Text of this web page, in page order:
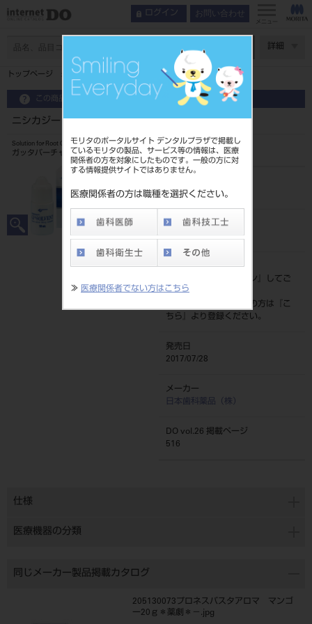
モリタのポータルサイト デンタルプラザで掲載し
ているモリタの製品、サービス等の情報は、医療
関係者の方を対象にしたものです。一般の方に対
する情報提供サイトではありません。
医療関係者の方は職種を選択ください。
≫ 医療関係者でない方はこちら
ログイン お問い合わせ
メニュー
詳細
トップページ ニシカジーピーソルベント
この商品に関するお問い合わせ
ニシカジーピーソルベント
Solution for Root Canal GP
ガッタパーチャ軟化用歯科材料
205130035
JAN/EANコード
標準価格
ログイン
』してご
覧ください。
ネット会員登録がまだの方は『
こ
ちら
』より登録ください。
発売日
2017/07/28
メーカー
日本歯科薬品（株）
DO vol.26 掲載ページ
516
仕様
医療機器の分類
同じメーカー製品掲載カタログ
205130073プロネスパスタアロマ マンゴ
ー20ｇ＊薬劇＊－.jpg